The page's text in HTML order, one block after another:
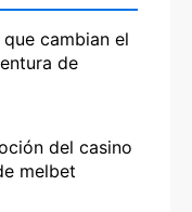
cambian el
de
del casino
melbet